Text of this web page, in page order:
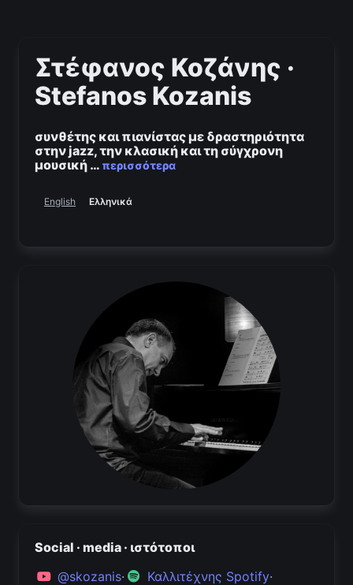
Στέφανος Κοζάνης ·
Stefanos Kozanis
συνθέτης και πιανίστας με δραστηριότητα
στην jazz, την κλασική και τη σύγχρονη
μουσική … περισσότερα
Ελληνικά
Social · media · ιστότοποι
@skozanis· Καλλιτέχνης Spotify·